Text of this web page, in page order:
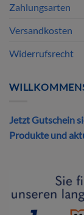
Zahlungsarten
Versandkosten
Widerrufsrecht
Jetzt Gutschein
Produkte und